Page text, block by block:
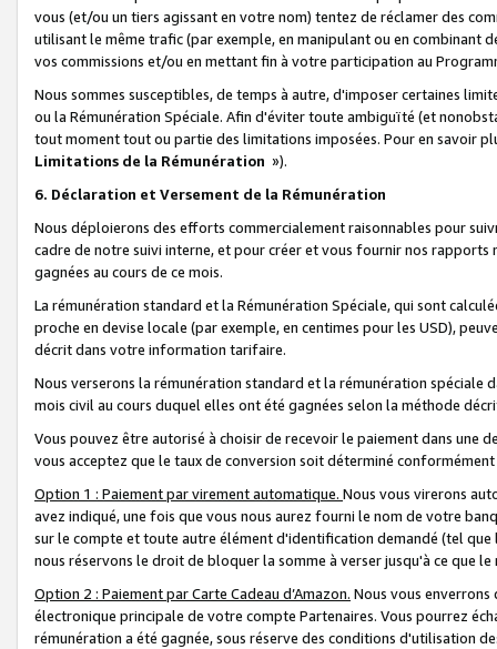
vous (et/ou un tiers agissant en votre nom) tentez de réclamer des
utilisant le même trafic (par exemple, en manipulant ou en combinant
vos commissions et/ou en mettant fin à votre participation au
Nous sommes susceptibles, de temps à autre, d'imposer certaines
ou la Rémunération Spéciale. Afin d'éviter toute ambiguïté (et
tout moment tout ou partie des limitations imposées. Pour en savoir
Limitations de la Rémunération »).
6. Déclaration et Versement de la Rémunération
Nous déploierons des efforts commercialement raisonnables pour
cadre de notre suivi interne, et pour créer et vous fournir nos
gagnées au cours de ce mois.
La rémunération standard et la Rémunération Spéciale, qui sont
proche en devise locale (par exemple, en centimes pour les USD),
décrit dans votre information tarifaire.
Nous verserons la rémunération standard et la rémunération spéciale
mois civil au cours duquel elles ont été gagnées selon la méthode
Vous pouvez être autorisé à choisir de recevoir le paiement dans une
vous acceptez que le taux de conversion soit déterminé
Option 1 : Paiement par virement automatique. Nous vous virerons
avez indiqué, une fois que vous nous aurez fourni le nom de votre
sur le compte et toute autre élément d'identification demandé (tel que
nous réservons le droit de bloquer la somme à verser jusqu'à ce que
Option 2 : Paiement par Carte Cadeau d’Amazon. Nous vous
électronique principale de votre compte Partenaires. Vous pourrez
rémunération a été gagnée, sous réserve des conditions d'utilisation